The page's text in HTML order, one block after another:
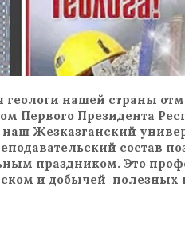
геологи нашей страны
Первого Президента
наш Жезказганский
состав
праздником. Это
и добычей